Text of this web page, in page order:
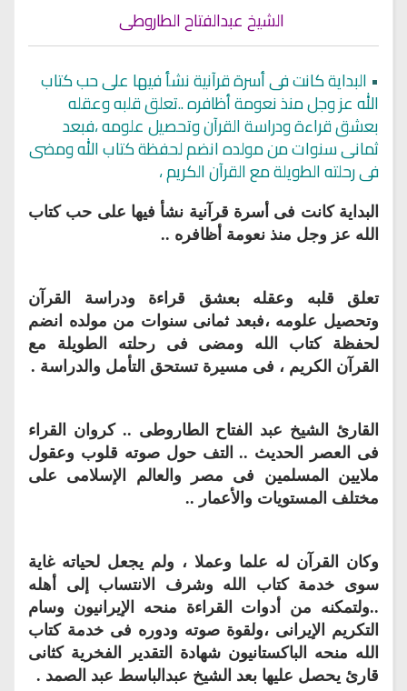
الشيخ عبدالفتاح الطاروطى
• البداية كانت فى أسرة قرآنية نشأ فيها على حب كتاب
الله عز وجل منذ نعومة أظافره ..تعلق قلبه وعقله
بعشق قراءة ودراسة القرآن وتحصيل علومه ،فبعد
ثمانى سنوات من مولده انضم لحفظة كتاب الله ومضى
فى رحلته الطويلة مع القرآن الكريم ،
البداية كانت فى أسرة قرآنية نشأ فيها على حب كتاب
الله عز وجل منذ نعومة أظافره ..
تعلق قلبه وعقله بعشق قراءة ودراسة القرآن
وتحصيل علومه ،فبعد ثمانى سنوات من مولده انضم
لحفظة كتاب الله ومضى فى رحلته الطويلة مع
القرآن الكريم ، فى مسيرة تستحق التأمل والدراسة .
القارئ الشيخ عبد الفتاح الطاروطى .. كروان القراء
فى العصر الحديث .. التف حول صوته قلوب وعقول
ملايين المسلمين فى مصر والعالم الإسلامى على
مختلف المستويات والأعمار ..
وكان القرآن له علما وعملا ، ولم يجعل لحياته غاية
سوى خدمة كتاب الله وشرف الانتساب إلى أهله
..ولتمكنه من أدوات القراءة منحه الإيرانيون وسام
التكريم الإيرانى ،ولقوة صوته ودوره فى خدمة كتاب
الله منحه الباكستانيون شهادة التقدير الفخرية كثانى
قارئ يحصل عليها بعد الشيخ عبدالباسط عبد الصمد .